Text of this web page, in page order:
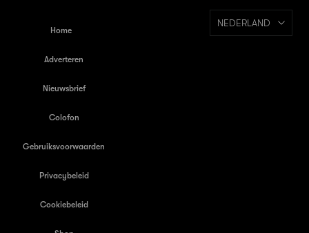
Home
Adverteren
Nieuwsbrief
Colofon
Gebruiksvoorwaarden
Privacybeleid
Cookiebeleid
NEDERLAND